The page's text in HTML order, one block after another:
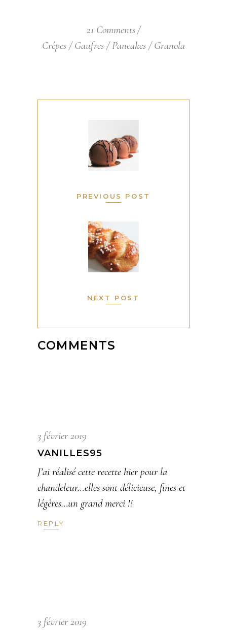
21 Comments
Crêpes / Gaufres / Pancakes / Granola
PREVIOUS POST
NEXT POST
COMMENTS
3 février 2019
VANILLES95
J’ai réalisé cette recette hier pour la
chandeleur…elles sont délicieuse, fines et
légères…un grand merci !!
REPLY
3 février 2019